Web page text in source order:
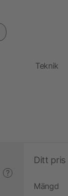
Teknik
?
Ditt pris
Mängd